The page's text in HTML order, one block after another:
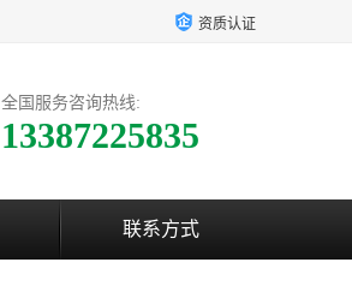
资质认证
全国服务咨询热线:
13387225835
联系方式